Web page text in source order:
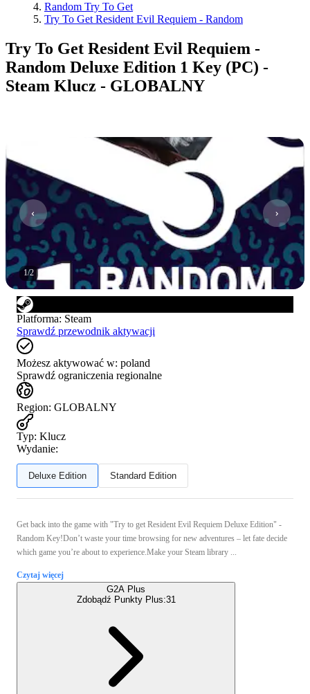
Random Try To Get
Try To Get Resident Evil Requiem - Random
Try To Get Resident Evil Requiem -
Random Deluxe Edition 1 Key (PC) -
Steam Klucz - GLOBALNY
1/2
Platforma: Steam
Sprawdź przewodnik aktywacji
Możesz aktywować w: poland
Sprawdź ograniczenia regionalne
Region: GLOBALNY
Typ: Klucz
Wydanie:
Deluxe Edition Standard Edition
Get back into the game with "Try to get Resident Evil Requiem Deluxe Edition" -
Random Key!Don’t waste your time browsing for new adventures – let fate decide
which game you’re about to experience.Make your Steam library ...
Czytaj więcej
G2A Plus
Zdobądź Punkty Plus:31